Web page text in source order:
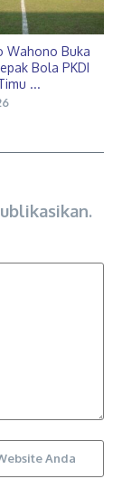
Wahono Buka
Bola PKDI
...